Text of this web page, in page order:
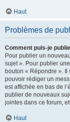
Haut
Problèmes de
Comment puis-je
Pour publier un
sujet ». Pour publier
bouton « Répondre ». Il
pouvoir rédiger un
est affichée en bas de
publier de nouveaux
jointes dans ce forum,
Haut